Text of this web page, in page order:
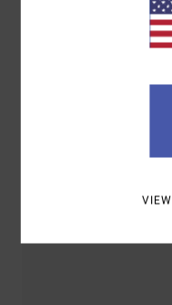
100% DE NOS
TAILLE